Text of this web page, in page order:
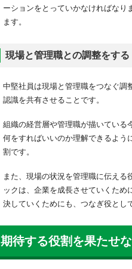
ーションをとっていかなければなり
ます。
現場と管理職との調整をする
中堅社員は現場と管理職をつなぐ調
認識を共有させることです。
組織の経営層や管理職が描いている
何をすればいいのか理解できるよう
割です。
また、現場の状況を管理職に伝え
ックは、企業を成長させていくた
決していくためにも、つなぎ役とし
期待する役割を果たせ